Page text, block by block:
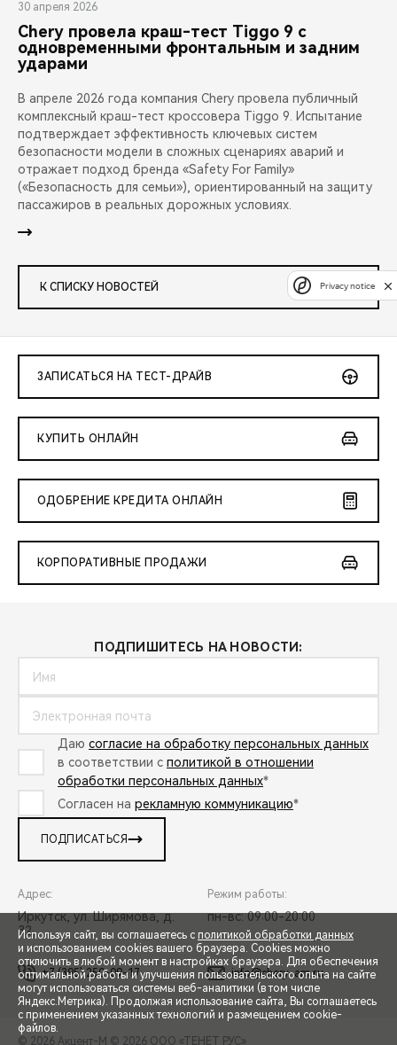
СПЕЦПРЕДЛОЖЕНИЯ
ЗАПИСЬ НА ТЕСТ-ДРАЙВ
30 апреля 2026
Chery провела краш-тест Tiggo 9 с
одновременными фронтальным и задним
ударами
В апреле 2026 года компания Chery провела публичный
комплексный краш-тест кроссовера Tiggo 9. Испытание
подтверждает эффективность ключевых систем
безопасности модели в сложных сценариях аварий и
отражает подход бренда «Safety For Family»
(«Безопасность для семьи»), ориентированный на защиту
пассажиров в реальных дорожных условиях.
К СПИСКУ НОВОСТЕЙ
ЗАПИСАТЬСЯ НА ТЕСТ-ДРАЙВ
КУПИТЬ ОНЛАЙН
ОДОБРЕНИЕ КРЕДИТА ОНЛАЙН
КОРПОРАТИВНЫЕ ПРОДАЖИ
ПОДПИШИТЕСЬ НА НОВОСТИ:
Даю согласие на обработку персональных данных
в соответствии с политикой в отношении
обработки персональных данных*
Согласен на рекламную коммуникацию*
ПОДПИСАТЬСЯ
Адрес:
Иркутск, ул. Ширямова, д.
32
Режим работы:
пн-вс: 09:00-20:00
+7 (395) 250-09-17 info@chery-am.ru
© 2026 Акцент-М © 2026 ООО «ТЕНЕТ РУС»
Используя сайт, вы соглашаетесь с политикой обработки данных
и использованием cookies вашего браузера. Cookies можно
отключить в любой момент в настройках браузера. Для обеспечения
оптимальной работы и улучшения пользовательского опыта на сайте
могут использоваться системы веб-аналитики (в том числе
Яндекс.Метрика). Продолжая использование сайта, Вы соглашаетесь
с применением указанных технологий и размещением cookie-
файлов.
Privacy notice